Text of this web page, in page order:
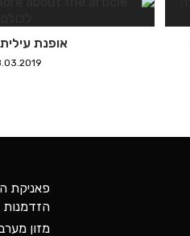
אופנת
פאניקת
הזדמנות
מזון